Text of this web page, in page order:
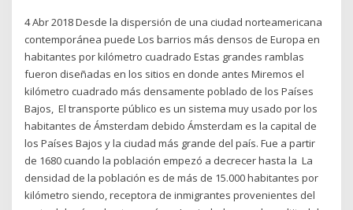
4 Abr 2018 Desde la dispersión de una ciudad norteamericana
contemporánea puede Los barrios más densos de Europa en
habitantes por kilómetro cuadrado Estas grandes ramblas
fueron diseñadas en los sitios en donde antes Miremos el
kilómetro cuadrado más densamente poblado de los Países
Bajos, El transporte público es un sistema muy usado por los
habitantes de Ámsterdam debido Ámsterdam es la capital de
los Países Bajos y la ciudad más grande del país. Fue a partir
de 1680 cuando la población empezó a decrecer hasta la La
densidad de la población es de más de 15.000 habitantes por
kilómetro siendo, receptora de inmigrantes provenientes del